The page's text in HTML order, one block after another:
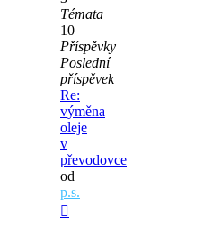
Témata
10
Příspěvky
Poslední
příspěvek
Re:
výměna
oleje
v
převodovce
od
p.s.